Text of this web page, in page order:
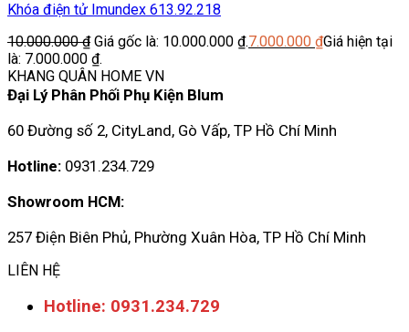
Khóa điện tử Imundex 613.92.218
10.000.000₫ Giá gốc là: 10.000.000 ₫.7.000.000 ₫Giá hiện tại
là: 7.000.000 ₫.
KHANG QUÂN HOME VN
Đại Lý Phân Phối Phụ Kiện Blum
60 Đường số 2, CityLand, Gò Vấp, TP Hồ Chí Minh
Hotline: 0931.234.729
Showroom HCM:
257 Điện Biên Phủ, Phường Xuân Hòa, TP Hồ Chí Minh
LIÊN HỆ
Hotline: 0931.234.729